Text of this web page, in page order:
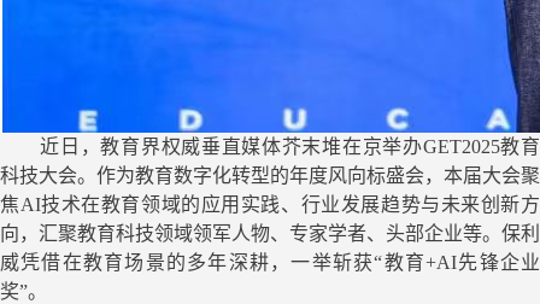
近日，教育界权威垂直媒体芥末堆在京举办GET2025教育
科技大会。作为教育数字化转型的年度风向标盛会，本届大会聚
焦AI技术在教育领域的应用实践、行业发展趋势与未来创新方
向，汇聚教育科技领域领军人物、专家学者、头部企业等。保利
威凭借在教育场景的多年深耕，一举斩获“教育+AI先锋企业
奖”。